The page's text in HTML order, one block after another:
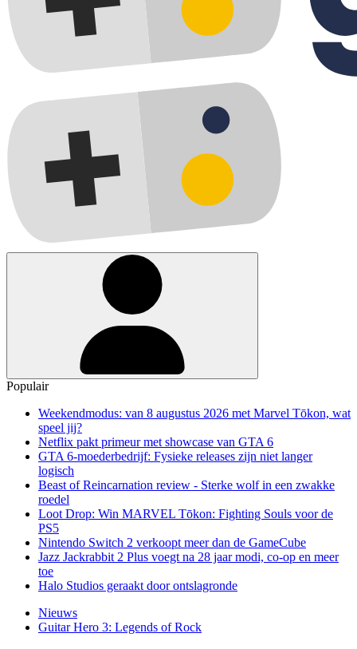
Populair
Weekendmodus: van 8 augustus 2026 met Marvel Tōkon, wat
speel jij?
Netflix pakt primeur met showcase van GTA 6
GTA 6-moederbedrijf: Fysieke releases zijn niet langer
logisch
Beast of Reincarnation review - Sterke wolf in een zwakke
roedel
Loot Drop: Win MARVEL Tōkon: Fighting Souls voor de
PS5
Nintendo Switch 2 verkoopt meer dan de GameCube
Jazz Jackrabbit 2 Plus voegt na 28 jaar modi, co-op en meer
toe
Halo Studios geraakt door ontslagronde
Nieuws
Guitar Hero 3: Legends of Rock